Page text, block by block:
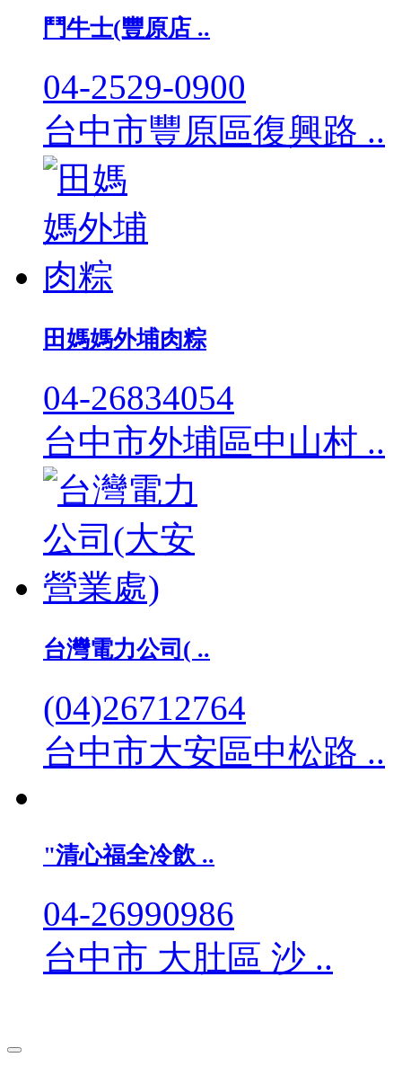
鬥牛士(豐原店 ..
04-2529-0900
台中市豐原區復興路 ..
田媽媽外埔肉粽
04-26834054
台中市外埔區中山村 ..
台灣電力公司( ..
(04)26712764
台中市大安區中松路 ..
"清心福全冷飲 ..
04-26990986
台中市 大肚區 沙 ..